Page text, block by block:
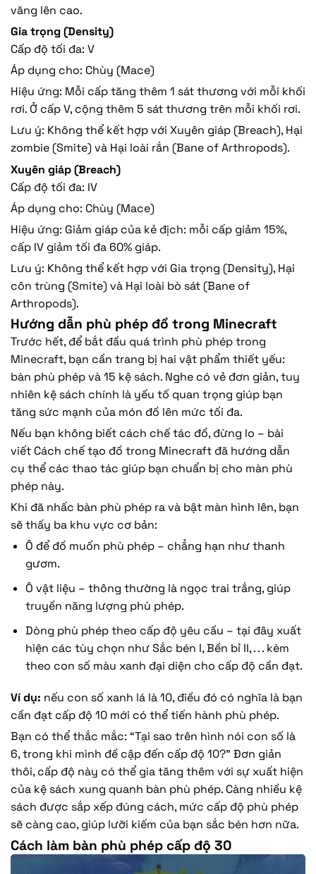
văng lên cao.
Gia trọng (Density)
Cấp độ tối đa: V
Áp dụng cho: Chùy (Mace)
Hiệu ứng: Mỗi cấp tăng thêm 1 sát thương với mỗi khối
rơi. Ở cấp V, cộng thêm 5 sát thương trên mỗi khối rơi.
Lưu ý: Không thể kết hợp với Xuyên giáp (Breach), Hại
zombie (Smite) và Hại loài rắn (Bane of Arthropods).
Xuyên giáp (Breach)
Cấp độ tối đa: IV
Áp dụng cho: Chùy (Mace)
Hiệu ứng: Giảm giáp của kẻ địch: mỗi cấp giảm 15%,
cấp IV giảm tối đa 60% giáp.
Lưu ý: Không thể kết hợp với Gia trọng (Density), Hại
côn trùng (Smite) và Hại loài bò sát (Bane of
Arthropods).
Hướng dẫn phù phép đồ trong Minecraft
Trước hết, để bắt đầu quá trình phù phép trong
Minecraft, bạn cần trang bị hai vật phẩm thiết yếu:
bàn phù phép và 15 kệ sách. Nghe có vẻ đơn giản, tuy
nhiên kệ sách chính là yếu tố quan trọng giúp bạn
tăng sức mạnh của món đồ lên mức tối đa.
Nếu bạn không biết cách chế tác đồ, đừng lo – bài
viết Cách chế tạo đồ trong Minecraft đã hướng dẫn
cụ thể các thao tác giúp bạn chuẩn bị cho màn phù
phép này.
Khi đã nhấc bàn phù phép ra và bật màn hình lên, bạn
sẽ thấy ba khu vực cơ bản:
Ô để đồ muốn phù phép – chẳng hạn như thanh
gươm.
Ô vật liệu – thông thường là ngọc trai trắng, giúp
truyền năng lượng phù phép.
Dòng phù phép theo cấp độ yêu cầu – tại đây xuất
hiện các tùy chọn như Sắc bén I, Bền bỉ II, . . . kèm
theo con số màu xanh đại diện cho cấp độ cần đạt.
Ví dụ: nếu con số xanh lá là 10, điều đó có nghĩa là bạn
cần đạt cấp độ 10 mới có thể tiến hành phù phép.
Bạn có thể thắc mắc: “Tại sao trên hình nói con số là
6, trong khi mình đề cập đến cấp độ 10?” Đơn giản
thôi, cấp độ này có thể gia tăng thêm với sự xuất hiện
của kệ sách xung quanh bàn phù phép. Càng nhiều kệ
sách được sắp xếp đúng cách, mức cấp độ phù phép
sẽ càng cao, giúp lưỡi kiếm của bạn sắc bén hơn nữa.
Cách làm bàn phù phép cấp độ 30